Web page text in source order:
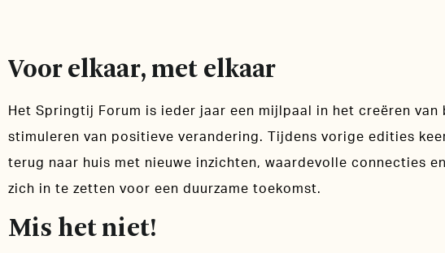
Voor elkaar, met elkaar
Het Springtij Forum is ieder jaar een mijlpaal in het creëren van
stimuleren van positieve verandering. Tijdens vorige edities
terug naar huis met nieuwe inzichten, waardevolle connecties
zich in te zetten voor een duurzame toekomst.
Mis het niet!